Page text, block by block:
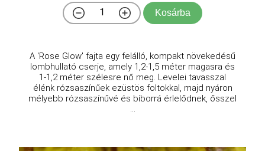
Kosárba
A 'Rose Glow' fajta egy felálló, kompakt növekedésű
lombhullató cserje, amely 1,2-1,5 méter magasra és
1-1,2 méter szélesre nő meg. Levelei tavasszal
élénk rózsaszínűek ezüstös foltokkal, majd nyáron
mélyebb rózsaszínűvé és bíborrá érlelődnek, ősszel
...